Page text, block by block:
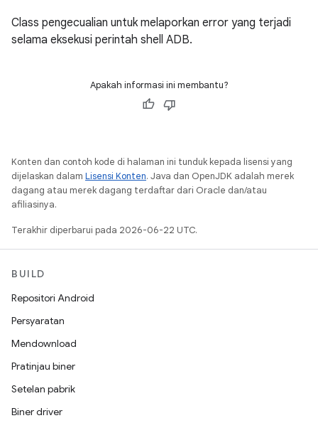
Class pengecualian untuk melaporkan error yang terjadi
selama eksekusi perintah shell ADB.
Apakah informasi ini membantu?
Konten dan contoh kode di halaman ini tunduk kepada lisensi yang
dijelaskan dalam Lisensi Konten. Java dan OpenJDK adalah merek
dagang atau merek dagang terdaftar dari Oracle dan/atau
afiliasinya.
Terakhir diperbarui pada 2026-06-22 UTC.
BUILD
Repositori Android
Persyaratan
Mendownload
Pratinjau biner
Setelan pabrik
Biner driver